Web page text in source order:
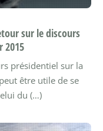
sur le discours
2015
présidentiel sur la
être utile de se
du (…)